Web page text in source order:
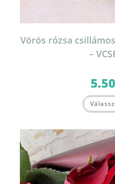
Vörös rózsa
–